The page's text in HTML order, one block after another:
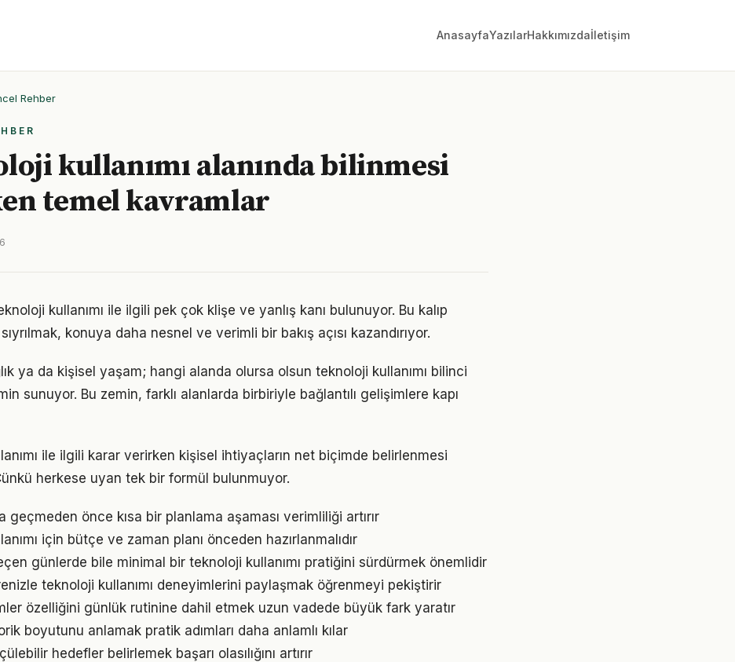
AnasayfaYazılarHakkımızdaİletişim
Rehber
kullanımı alanında bilinmesi
temel kavramlar
kullanımı ile ilgili pek çok klişe ve yanlış kanı bulunuyor. Bu kalıp
konuya daha nesnel ve verimli bir bakış açısı kazandırıyor.
ya da kişisel yaşam; hangi alanda olursa olsun teknoloji kullanımı bilinci
sunuyor. Bu zemin, farklı alanlarda birbiriyle bağlantılı gelişimlere kapı
ile ilgili karar verirken kişisel ihtiyaçların net biçimde belirlenmesi
herkese uyan tek bir formül bulunmuyor.
geçmeden önce kısa bir planlama aşaması verimliliği artırır
için bütçe ve zaman planı önceden hazırlanmalıdır
günlerde bile minimal bir teknoloji kullanımı pratiğini sürdürmek önemlidir
teknoloji kullanımı deneyimlerini paylaşmak öğrenmeyi pekiştirir
özelliğini günlük rutinine dahil etmek uzun vadede büyük fark yaratır
boyutunu anlamak pratik adımları daha anlamlı kılar
hedefler belirlemek başarı olasılığını artırır